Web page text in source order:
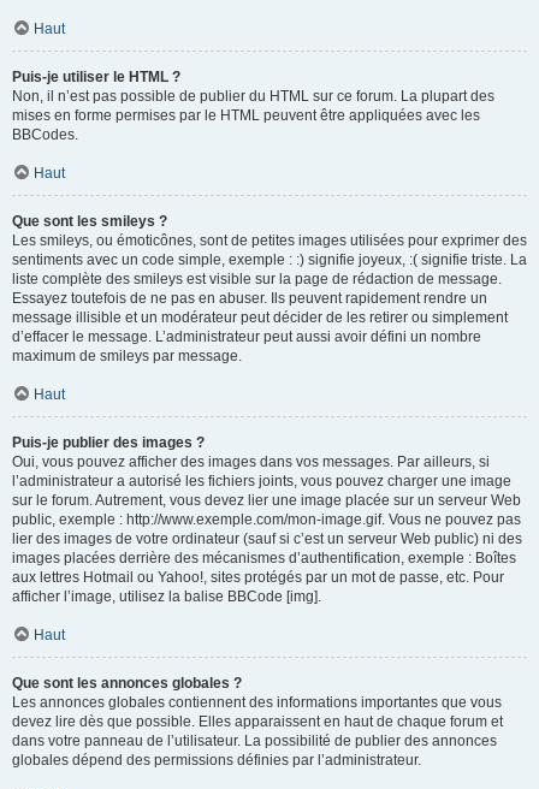
Haut
Puis-je utiliser le HTML ?
Non, il n’est pas possible de publier du HTML sur ce forum. La plupart des
mises en forme permises par le HTML peuvent être appliquées avec les
BBCodes.
Haut
Que sont les smileys ?
Les smileys, ou émoticônes, sont de petites images utilisées pour exprimer des
sentiments avec un code simple, exemple : :) signifie joyeux, :( signifie triste. La
liste complète des smileys est visible sur la page de rédaction de message.
Essayez toutefois de ne pas en abuser. Ils peuvent rapidement rendre un
message illisible et un modérateur peut décider de les retirer ou simplement
d’effacer le message. L’administrateur peut aussi avoir défini un nombre
maximum de smileys par message.
Haut
Puis-je publier des images ?
Oui, vous pouvez afficher des images dans vos messages. Par ailleurs, si
l’administrateur a autorisé les fichiers joints, vous pouvez charger une image
sur le forum. Autrement, vous devez lier une image placée sur un serveur Web
public, exemple : http://www.exemple.com/mon-image.gif. Vous ne pouvez pas
lier des images de votre ordinateur (sauf si c’est un serveur Web public) ni des
images placées derrière des mécanismes d’authentification, exemple : Boîtes
aux lettres Hotmail ou Yahoo!, sites protégés par un mot de passe, etc. Pour
afficher l’image, utilisez la balise BBCode [img].
Haut
Que sont les annonces globales ?
Les annonces globales contiennent des informations importantes que vous
devez lire dès que possible. Elles apparaissent en haut de chaque forum et
dans votre panneau de l’utilisateur. La possibilité de publier des annonces
globales dépend des permissions définies par l’administrateur.